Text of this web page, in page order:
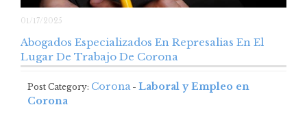
01/17/2025
Abogados Especializados En Represalias En El
Lugar De Trabajo De Corona
Post Category: Corona - Laboral y Empleo en
Corona